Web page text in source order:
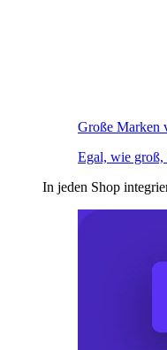
Große Marken
Egal, wie groß,
In jeden Shop